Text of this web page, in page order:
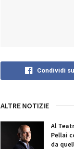
Condividi
ALTRE NOTIZIE
Al
Pellai
da